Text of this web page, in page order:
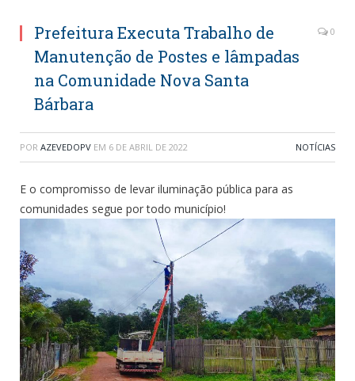
Prefeitura Executa Trabalho de
Manutenção de Postes e lâmpadas
na Comunidade Nova Santa
Bárbara
0
POR AZEVEDOPV EM 6 DE ABRIL DE 2022 NOTÍCIAS
E o compromisso de levar iluminação pública para as
comunidades segue por todo município!